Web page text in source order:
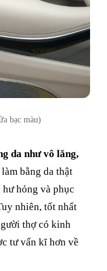
bạc màu)
da như vô lăng,
bằng da thật
hỏng và phục
nhiên, tốt nhất
thợ có kinh
tư vấn kĩ hơn về